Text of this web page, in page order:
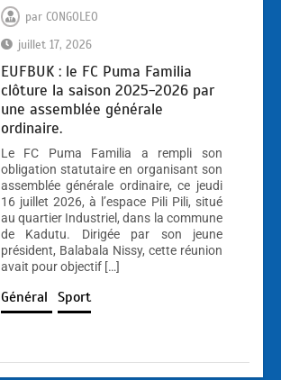
par CONGOLEO
juillet 17, 2026
EUFBUK : le FC Puma Familia
clôture la saison 2025-2026 par
une assemblée générale
ordinaire.
Le FC Puma Familia a rempli son
obligation statutaire en organisant son
assemblée générale ordinaire, ce jeudi
16 juillet 2026, à l’espace Pili Pili, situé
au quartier Industriel, dans la commune
de Kadutu. Dirigée par son jeune
président, Balabala Nissy, cette réunion
avait pour objectif […]
Général Sport